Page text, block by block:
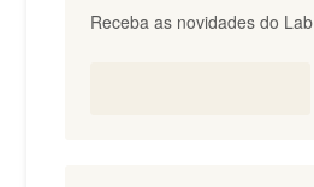
Receba as novidades do Lab